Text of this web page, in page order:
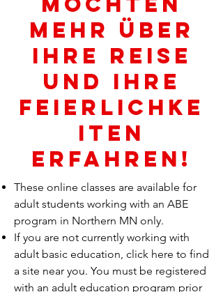
mehr über
Ihre Reise
und Ihre
Feierlichke
iten
erfahren!
These online classes are available for
adult students working with an ABE
program in Northern MN only.
If you are not currently working with
adult basic education, click here to find
a site near you. You must be registered
with an adult education program prior